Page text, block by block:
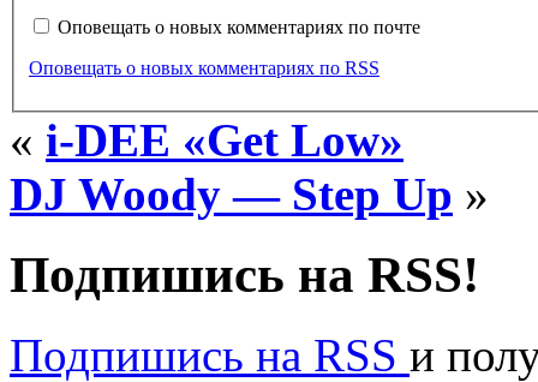
Оповещать о новых комментариях по почте
Оповещать о новых комментариях по RSS
« i-DEE «Get Low»
DJ Woody — Step Up »
Подпишись на RSS!
Подпишись на RSS и